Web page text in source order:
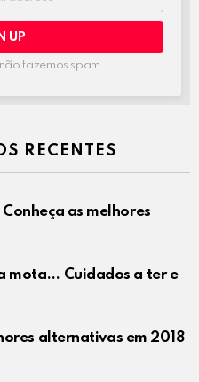
fazemos spam
RECENTES
as melhores
mota… Cuidados a ter e
alternativas em 2018